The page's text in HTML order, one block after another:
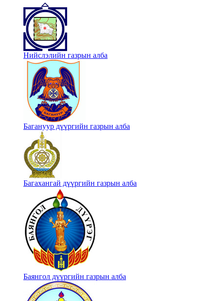
Нийслэлийн газрын алба
Багануур дүүргийн газрын алба
Багахангай дүүргийн газрын алба
Баянгол дүүргийн газрын алба